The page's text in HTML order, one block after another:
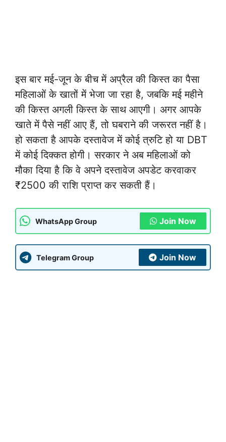
इस बार मई-जून के बीच में अप्रैल की किस्त का पैसा
महिलाओं के खातों में भेजा जा रहा है, जबकि मई महीने
की किस्त अगली किस्त के साथ आएगी। अगर आपके
खाते में पैसे नहीं आए हैं, तो घबराने की जरूरत नहीं है।
हो सकता है आपके दस्तावेज में कोई त्रुटि हो या DBT
में कोई दिक्कत होगी। सरकार ने अब महिलाओं को
मौका दिया है कि वे अपने दस्तावेज अपडेट करवाकर
₹2500 की राशि प्राप्त कर सकती हैं।
WhatsApp Group Join Now
Telegram Group Join Now